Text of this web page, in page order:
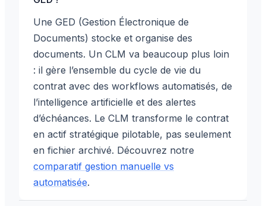
Une GED (Gestion Électronique de
Documents) stocke et organise des
documents. Un CLM va beaucoup plus loin
: il gère l’ensemble du cycle de vie du
contrat avec des workflows automatisés, de
l’intelligence artificielle et des alertes
d’échéances. Le CLM transforme le contrat
en actif stratégique pilotable, pas seulement
en fichier archivé. Découvrez notre
comparatif gestion manuelle vs
automatisée.